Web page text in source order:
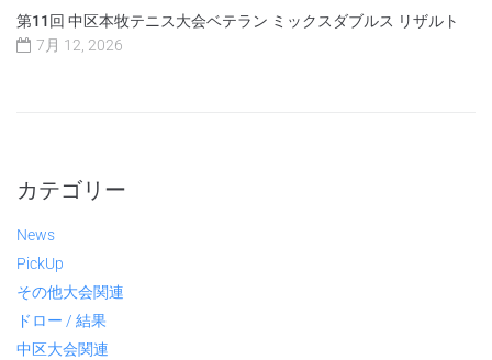
第11回 中区本牧テニス大会ベテラン ミックスダブルス リザルト
7月 12, 2026
カテゴリー
News
PickUp
その他大会関連
ドロー / 結果
中区大会関連